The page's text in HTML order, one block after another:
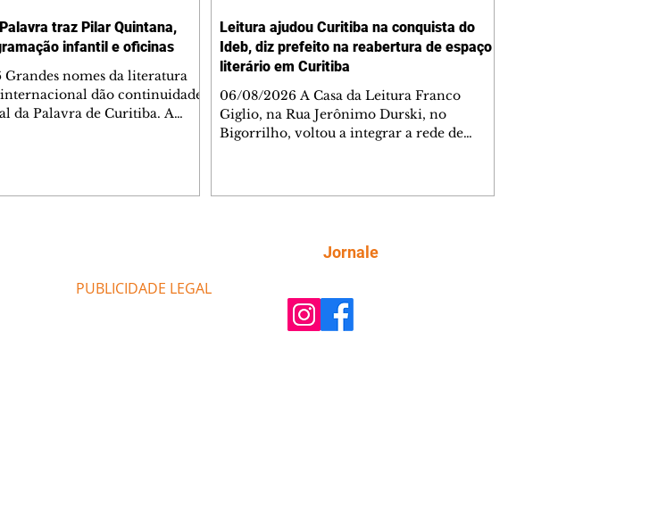
traz Pilar Quintana,
infantil e oficinas
nomes da literatura
dão continuidade
da Palavra de Curitiba. A
Mariana Sanche
Leitura ajudou Curitiba na conquista do
Ideb, diz prefeito na reabertura de espaço
literário em Curitiba
06/08/2026 A Casa da Leitura Franco
Giglio, na Rua Jerônimo Durski, no
Bigorrilho, voltou a integrar a rede de
importante reforço na política de incentivo
literárias. Ao entregar a obra, o prefeito Ed
PUBLICIDADE LEGAL
Jornale